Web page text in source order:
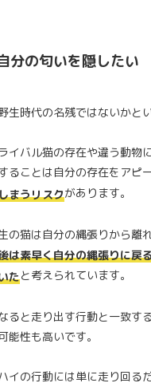
分の匂いを隠したい
生時代の名残ではないかと
イバル猫の存在や違う動物
ることは自分の存在をアピ
まうリスクがあります。
の猫は自分の縄張りから離
は素早く自分の縄張りに戻
たと考えられています。
ると走り出す行動と一致す
能性も高いです。
イの行動には単に走り回る